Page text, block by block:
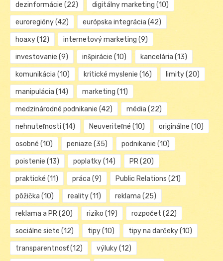
dezinformácie (22) digitálny marketing (10)
euroregióny(42) európska integrácia (42)
hoaxy(12) internetový marketing (9)
investovanie (9) inšpirácie (10) kancelária (13)
komunikácia (10) kritické myslenie (16) limity(20)
manipulácia (14) marketing (11)
medzinárodné podnikanie (42) média (22)
nehnuteľnosti (14) Neuveriteľné (10) originálne (10)
osobné (10) peniaze (35) podnikanie (10)
poistenie (13) poplatky(14) PR(20)
praktické (11) práca (9) Public Relations (21)
pôžička (10) reality(11) reklama (25)
reklama a PR(20) riziko (19) rozpočet (22)
sociálne siete (12) tipy(10) tipy na darčeky(10)
transparentnosť(12) výluky(12)